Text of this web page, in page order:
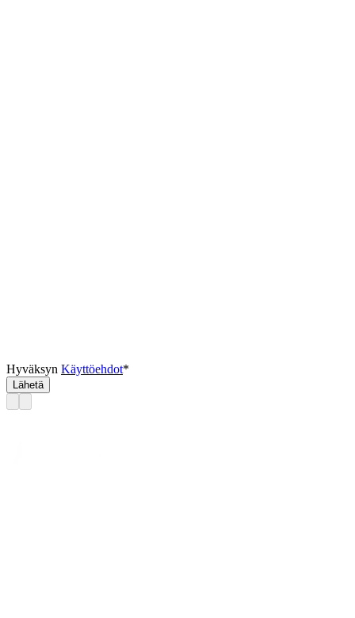
Hyväksyn Käyttöehdot*
Lähetä